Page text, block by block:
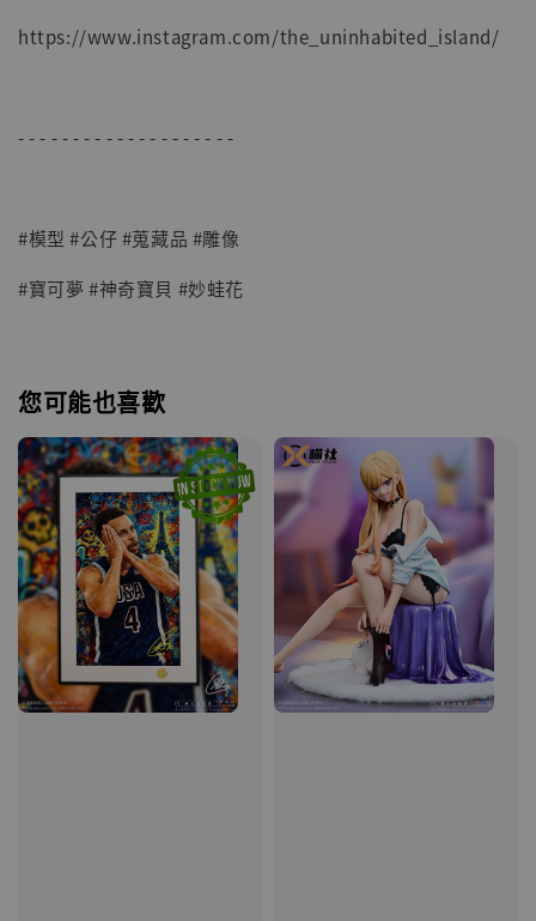
https://www.instagram.com/the_uninhabited_island/
- - - - - - - - - - - - - - - - - - - -
#模型 #公仔 #蒐藏品 #雕像
#寶可夢 #神奇寶貝 #妙蛙花
您可能也喜歡